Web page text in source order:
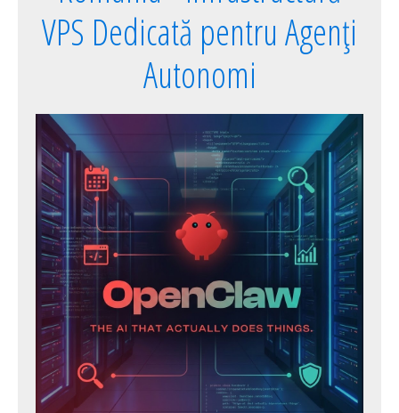
VPS Dedicată pentru Agenți
Autonomi